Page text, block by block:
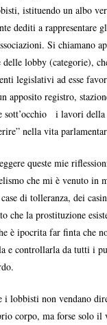
istituendo un albo
dediti a rappresentare
Si chiamano
lobby (categorie),
legislativi ad esse
apposito registro,
sott’occhio i lavori della
nella vita
queste mie
che mi è venuto in
di tolleranza, dei
che la prostituzione
è ipocrita far finta che
e controllarla da tutti i
i lobbisti non vendano
corpo, ma forse solo il